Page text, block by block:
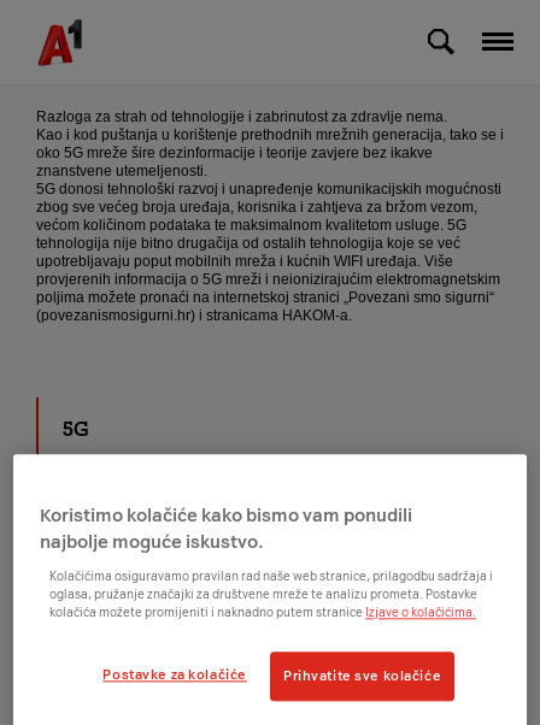
Skip to Main Content
Je li 5G siguran za zdravlje?
Razloga za strah od tehnologije i zabrinutost za zdravlje nema.
Kao i kod puštanja u korištenje prethodnih mrežnih generacija, tako se i
oko 5G mreže šire dezinformacije i teorije zavjere bez ikakve
znanstvene utemeljenosti.
5G donosi tehnološki razvoj i unapređenje komunikacijskih mogućnosti
zbog sve većeg broja uređaja, korisnika i zahtjeva za bržom vezom,
većom količinom podataka te maksimalnom kvalitetom usluge. 5G
tehnologija nije bitno drugačija od ostalih tehnologija koje se već
upotrebljavaju poput mobilnih mreža i kućnih WIFI uređaja. Više
provjerenih informacija o 5G mreži i neionizirajućim elektromagnetskim
poljima možete pronaći na internetskoj stranici „Povezani smo sigurni“
(povezanismosigurni.hr) i stranicama HAKOM-a.
5G
Arena Sport
E-SIM
Fiksni telefon i internet
Koristimo kolačiće kako bismo vam ponudili
najbolje moguće iskustvo.
Kolačićima osiguravamo pravilan rad naše web stranice, prilagodbu sadržaja i
oglasa, pružanje značajki za društvene mreže te analizu prometa. Postavke
kolačića možete promijeniti i naknadno putem stranice Izjave o kolačićima.
Postavke za kolačiće Prihvatite sve kolačiće